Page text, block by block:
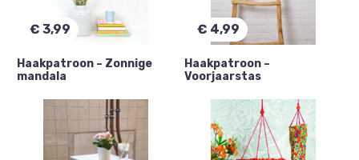
€ 3,99
Haakpatroon – Zonnige
mandala
€ 4,99
Haakpatroon –
Voorjaarstas